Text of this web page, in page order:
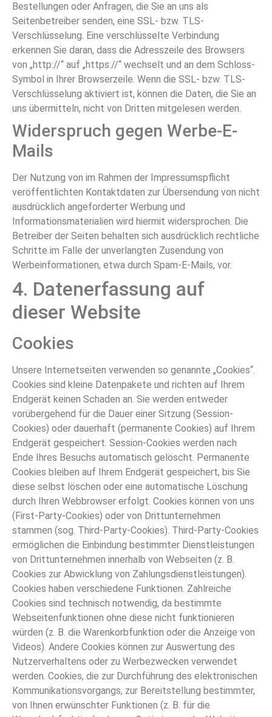
Bestellungen oder Anfragen, die Sie an uns als
Seitenbetreiber senden, eine SSL- bzw. TLS-
Verschlüsselung. Eine verschlüsselte Verbindung
erkennen Sie daran, dass die Adresszeile des Browsers
von „http://“ auf „https://“ wechselt und an dem Schloss-
Symbol in Ihrer Browserzeile. Wenn die SSL- bzw. TLS-
Verschlüsselung aktiviert ist, können die Daten, die Sie an
uns übermitteln, nicht von Dritten mitgelesen werden.
Widerspruch gegen Werbe-E-
Mails
Der Nutzung von im Rahmen der Impressumspflicht
veröffentlichten Kontaktdaten zur Übersendung von nicht
ausdrücklich angeforderter Werbung und
Informationsmaterialien wird hiermit widersprochen. Die
Betreiber der Seiten behalten sich ausdrücklich rechtliche
Schritte im Falle der unverlangten Zusendung von
Werbeinformationen, etwa durch Spam-E-Mails, vor.
4. Datenerfassung auf
dieser Website
Cookies
Unsere Internetseiten verwenden so genannte „Cookies“.
Cookies sind kleine Datenpakete und richten auf Ihrem
Endgerät keinen Schaden an. Sie werden entweder
vorübergehend für die Dauer einer Sitzung (Session-
Cookies) oder dauerhaft (permanente Cookies) auf Ihrem
Endgerät gespeichert. Session-Cookies werden nach
Ende Ihres Besuchs automatisch gelöscht. Permanente
Cookies bleiben auf Ihrem Endgerät gespeichert, bis Sie
diese selbst löschen oder eine automatische Löschung
durch Ihren Webbrowser erfolgt. Cookies können von uns
(First-Party-Cookies) oder von Drittunternehmen
stammen (sog. Third-Party-Cookies). Third-Party-Cookies
ermöglichen die Einbindung bestimmter Dienstleistungen
von Drittunternehmen innerhalb von Webseiten (z. B.
Cookies zur Abwicklung von Zahlungsdienstleistungen).
Cookies haben verschiedene Funktionen. Zahlreiche
Cookies sind technisch notwendig, da bestimmte
Webseitenfunktionen ohne diese nicht funktionieren
würden (z. B. die Warenkorbfunktion oder die Anzeige von
Videos). Andere Cookies können zur Auswertung des
Nutzerverhaltens oder zu Werbezwecken verwendet
werden. Cookies, die zur Durchführung des elektronischen
Kommunikationsvorgangs, zur Bereitstellung bestimmter,
von Ihnen erwünschter Funktionen (z. B. für die